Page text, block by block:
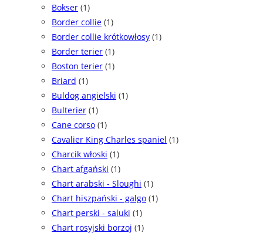
Bokser (1)
Border collie (1)
Border collie krótkowłosy (1)
Border terier (1)
Boston terier (1)
Briard (1)
Buldog angielski (1)
Bulterier (1)
Cane corso (1)
Cavalier King Charles spaniel (1)
Charcik włoski (1)
Chart afgański (1)
Chart arabski - Sloughi (1)
Chart hiszpański - galgo (1)
Chart perski - saluki (1)
Chart rosyjski borzoj (1)